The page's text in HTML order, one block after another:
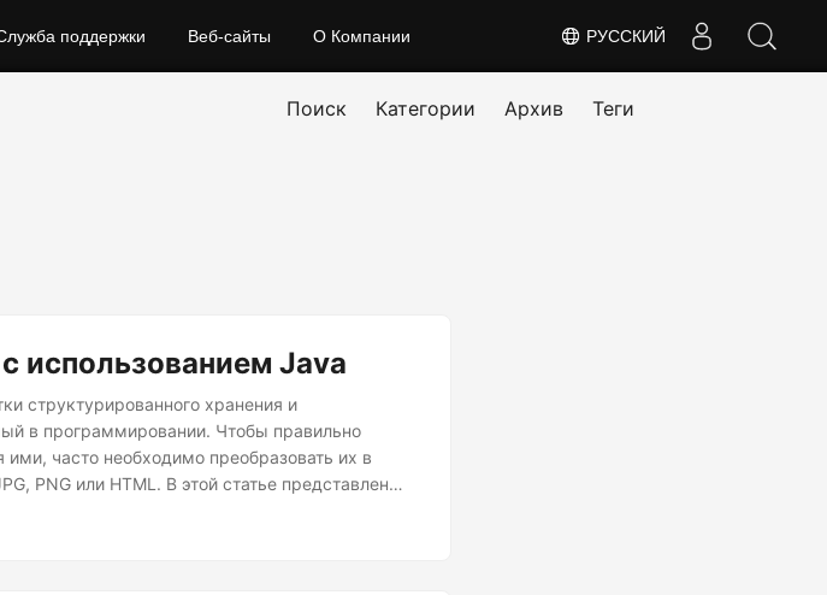
РУССКИЙ
поддержки Веб-сайты О Компании
Поиск Категории Архив Теги
использованием Java
структурированного хранения и
в программировании. Чтобы правильно
часто необходимо преобразовать их в
PNG или HTML. В этой статье представлен
простого кода Java.